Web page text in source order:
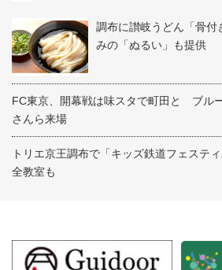
調布に讃岐うどん「骨
みの「ぬるい」も提供
FC東京、開幕戦は味スタで町田と ブル
さんら来場
トリエ京王調布で「キッズ鉄道フェステ
全教室も